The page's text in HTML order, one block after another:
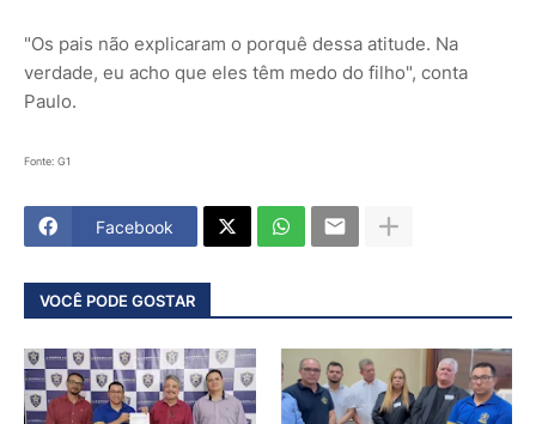
"Os pais não explicaram o porquê dessa atitude. Na
verdade, eu acho que eles têm medo do filho", conta
Paulo.
Fonte: G1
Facebook
VOCÊ PODE GOSTAR